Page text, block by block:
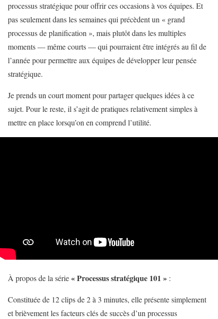
processus stratégique pour offrir ces occasions à vos équipes. Et
pas seulement dans les semaines qui précèdent un « grand
processus de planification », mais plutôt dans les multiples
moments — même courts — qui pourraient être intégrés au fil de
l’année pour permettre aux équipes de développer leur pensée
stratégique.
Je prends un court moment pour partager quelques idées à ce
sujet. Pour le reste, il s’agit de pratiques relativement simples à
mettre en place lorsqu’on en comprend l’utilité.
À propos de la série« Processus stratégique 101 » :
Constituée de 12 clips de 2 à 3 minutes, elle présente simplement
et brièvement les facteurs clés de succès d’un processus